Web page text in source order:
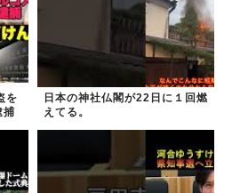
を
捕
日本の神社仏閣が22日に１回燃
えてる。